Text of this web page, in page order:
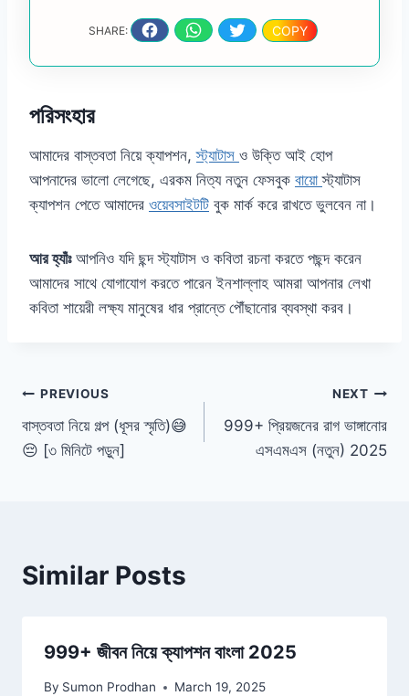
SHARE: COPY
পরিসংহার
আমাদের বাস্তবতা নিয়ে ক্যাপশন,স্ট্যাটাস ও উক্তি আই হোপ
আপনাদের ভালো লেগেছে, এরকম নিত্য নতুন ফেসবুক বায়োস্ট্যাটাস
ক্যাপশন পেতে আমাদের ওয়েবসাইটটি বুক মার্ক করে রাখতে ভুলবেন না।
আর হ্যাঁঃআপনিও যদি ছন্দ স্ট্যাটাস ও কবিতা রচনা করতে পছন্দ করেন
আমাদের সাথে যোগাযোগ করতে পারেন ইনশাল্লাহ আমরা আপনার লেখা
কবিতা শায়েরী লক্ষ্য মানুষের ধার প্রান্তে পৌঁছানোর ব্যবস্থা করব।
Post
navigation
PREVIOUS
বাস্তবতা নিয়ে গল্প (ধূসর স্মৃতি)😅
😔 [৩ মিনিটে পড়ুন]
NEXT
999+ প্রিয়জনের রাগ ভাঙ্গানোর
এসএমএস (নতুন) 2025
Similar Posts
999+ জীবন নিয়ে ক্যাপশন বাংলা 2025
By Sumon Prodhan March 19, 2025